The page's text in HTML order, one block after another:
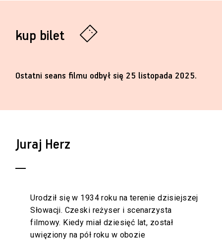
kup bilet
Ostatni seans filmu odbył się 25 listopada 2025.
Juraj Herz
Urodził się w 1934 roku na terenie dzisiejszej
Słowacji. Czeski reżyser i scenarzysta
filmowy. Kiedy miał dziesięć lat, został
uwięziony na pół roku w obozie